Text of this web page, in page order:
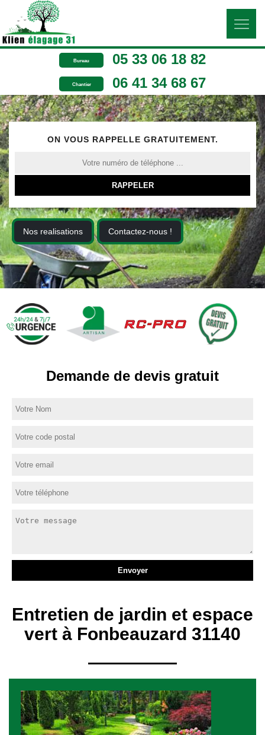
Bureau 05 33 06 18 82
Chantier 06 41 34 68 67
ON VOUS RAPPELLE GRATUITEMENT.
Nos realisations Contactez-nous !
Demande de devis gratuit
Entretien de jardin et espace
vert à Fonbeauzard 31140